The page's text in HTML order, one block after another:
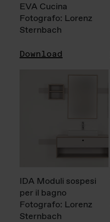
EVA Cucina
Fotografo: Lorenz
Sternbach
Download
IDA Moduli sospesi
per il bagno
Fotografo: Lorenz
Sternbach